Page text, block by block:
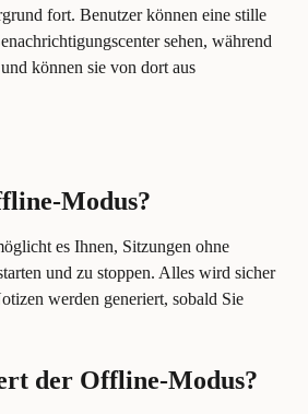
fort. Benutzer können eine stille
sehen, während
können sie von dort aus
Modus?
es Ihnen, Sitzungen ohne
und zu stoppen. Alles wird sicher
werden generiert, sobald Sie
der Offline-Modus?